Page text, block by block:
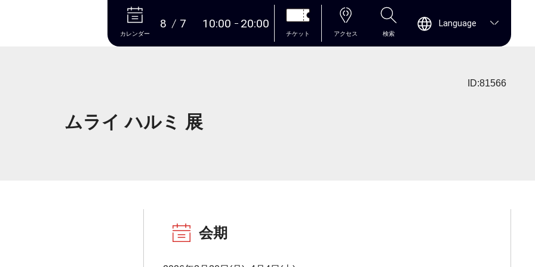
本文へ
カレンダー
8 7 10:00 20:00
チケット アクセス 検索
Language
ID:81566
ムライ ハルミ 展
会期